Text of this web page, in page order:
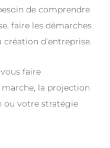
de comprendre
faire les démarches
d’entreprise.
faire
la projection
ou votre stratégie